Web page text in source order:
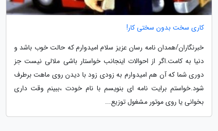
کاری سخت بدون سختی کار!
خبرنگاران/همدان نامه رسان عزیز سلام امیدوارم که حالت خوب باشد و
دنیا به کامت.اگر از احوالات اینجانب خواستار باشی ملالی نیست جز
دوری شما که آن هم امیدوارم به زودی زود با دیدن روی ماهت برطرف
شود.خواستم برایت نامه ای بنویسم با نام خودت ،ببینم وقت داری
بخوانی یا روی موتور مشغول توزیع...